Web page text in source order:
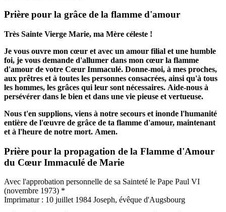
Prière pour la grâce de la flamme d'amour
Très Sainte Vierge Marie, ma Mère céleste !
Je vous ouvre mon cœur et avec un amour filial et une humble
foi, je vous demande d'allumer dans mon cœur la flamme
d'amour de votre Cœur Immaculé. Donne-moi, à mes proches,
aux prêtres et à toutes les personnes consacrées, ainsi qu'à tous
les hommes, les grâces qui leur sont nécessaires. Aide-nous à
persévérer dans le bien et dans une vie pieuse et vertueuse.
Nous t'en supplions, viens à notre secours et inonde l'humanité
entière de l'œuvre de grâce de ta flamme d'amour, maintenant
et à l'heure de notre mort. Amen.
Prière pour la propagation de la Flamme d'Amour
du Cœur Immaculé de Marie
Avec l'approbation personnelle de sa Sainteté le Pape Paul VI
(novembre 1973) *
Imprimatur : 10 juillet 1984 Joseph, évêque d'Augsbourg